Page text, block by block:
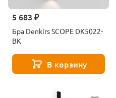
5 683 ₽
Бра Denkirs SCOPE DK5022-
BK
В корзину